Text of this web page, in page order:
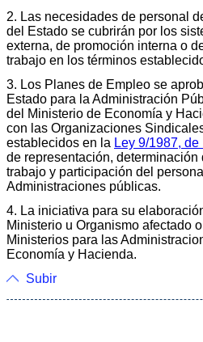
2. Las necesidades de personal
del Estado se cubrirán por los
externa, de promoción interna o
trabajo en los términos
3. Los Planes de Empleo se
Estado para la Administración
del Ministerio de Economía y
con las Organizaciones
establecidos en la Ley 9/1987,
de representación,
trabajo y participación del
Administraciones públicas.
4. La iniciativa para su
Ministerio u Organismo afectado
Ministerios para las
Economía y Hacienda.
Subir